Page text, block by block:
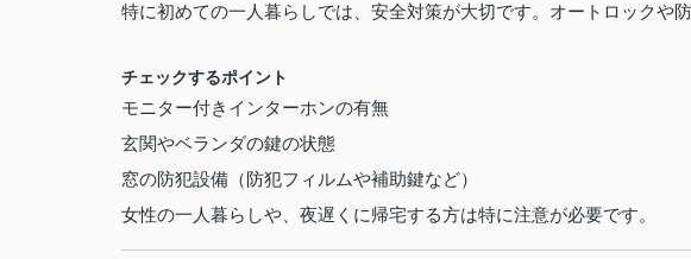
特に初めての一人暮らしでは、安全対策が大切です。オートロックや
チェックするポイント
モニター付きインターホンの有無
玄関やベランダの鍵の状態
窓の防犯設備（防犯フィルムや補助鍵など）
女性の一人暮らしや、夜遅くに帰宅する方は特に注意が必要です。